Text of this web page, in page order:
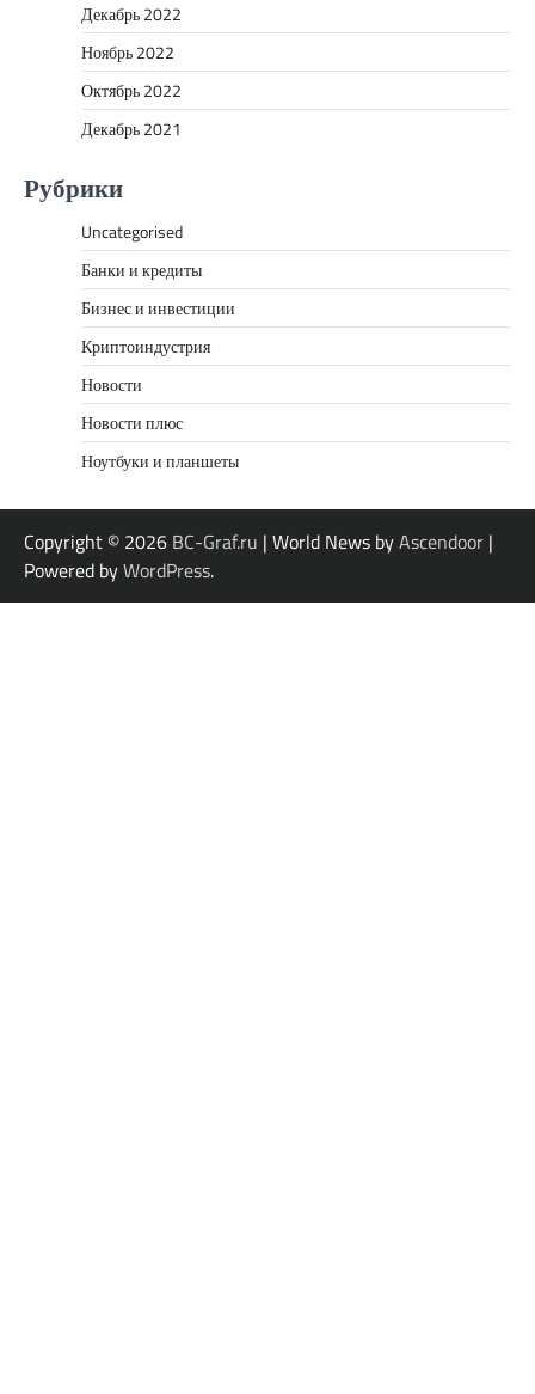
Декабрь 2022
Ноябрь 2022
Октябрь 2022
Декабрь 2021
Рубрики
Uncategorised
Банки и кредиты
Бизнес и инвестиции
Криптоиндустрия
Новости
Новости плюс
Ноутбуки и планшеты
Copyright © 2026 BC-Graf.ru | World News byAscendoor |
Powered byWordPress.